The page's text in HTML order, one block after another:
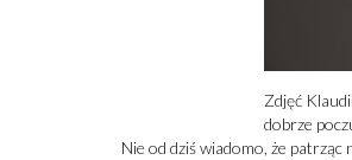
Zdjęć
dobrze
Nie od dziś wiadomo, że patrząc